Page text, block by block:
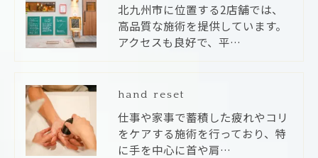
北九州市に位置する2店舗では、
高品質な施術を提供しています。
アクセスも良好で、平…
hand reset
仕事や家事で蓄積した疲れやコリ
をケアする施術を行っており、特
に手を中心に首や肩…